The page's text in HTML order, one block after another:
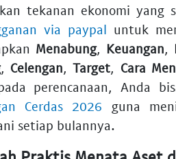
tekanan ekonomi yang
via paypal untuk
Menabung, Keuangan,
, Celengan,Target, Cara
perencanaan, Anda
Cerdas 2026 guna
setiap bulannya.